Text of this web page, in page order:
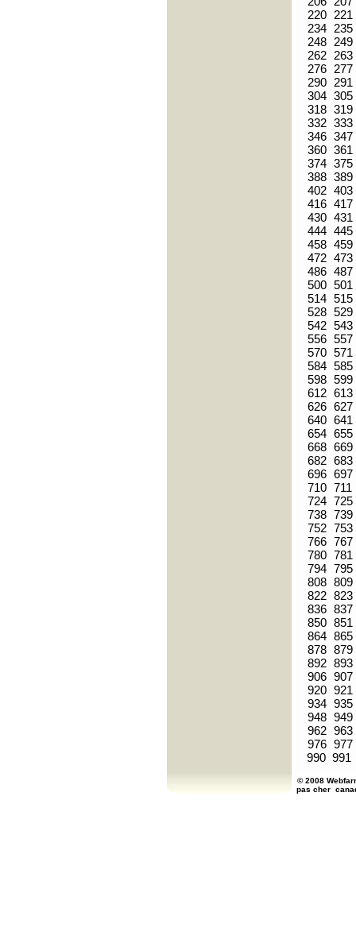
220
221
234
235
248
249
262
263
276
277
290
291
304 305
318 319
332 333
346 347
360 361
374 375
388 389
402 403
416 417
430 431
444 445
458 459
472 473
486 487
500 501
514 515
528 529
542 543
556 557
570 571
584 585
598 599
612 613
626 627
640 641
654 655
668 669
682 683
696 697
710 711
724 725
738 739
752 753
766 767
780 781
794 795
808 809
822 823
836 837
850 851
864 865
878 879
892 893
906 907
920 921
934 935
948 949
962 963
976 977
990 991
© 2008
pas cher